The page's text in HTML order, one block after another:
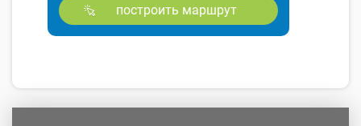
построить маршрут